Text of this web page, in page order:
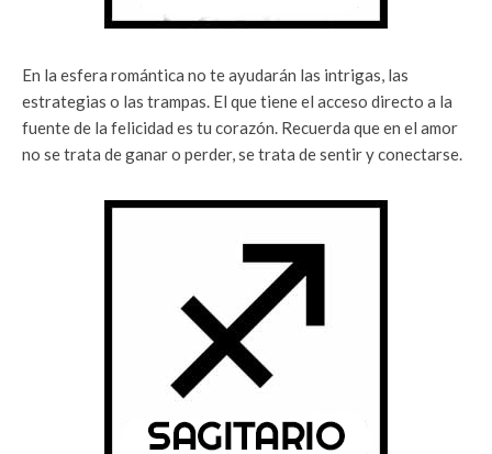
En la esfera romántica no te ayudarán las intrigas, las
estrategias o las trampas. El que tiene el acceso directo a la
fuente de la felicidad es tu corazón. Recuerda que en el amor
no se trata de ganar o perder, se trata de sentir y conectarse.